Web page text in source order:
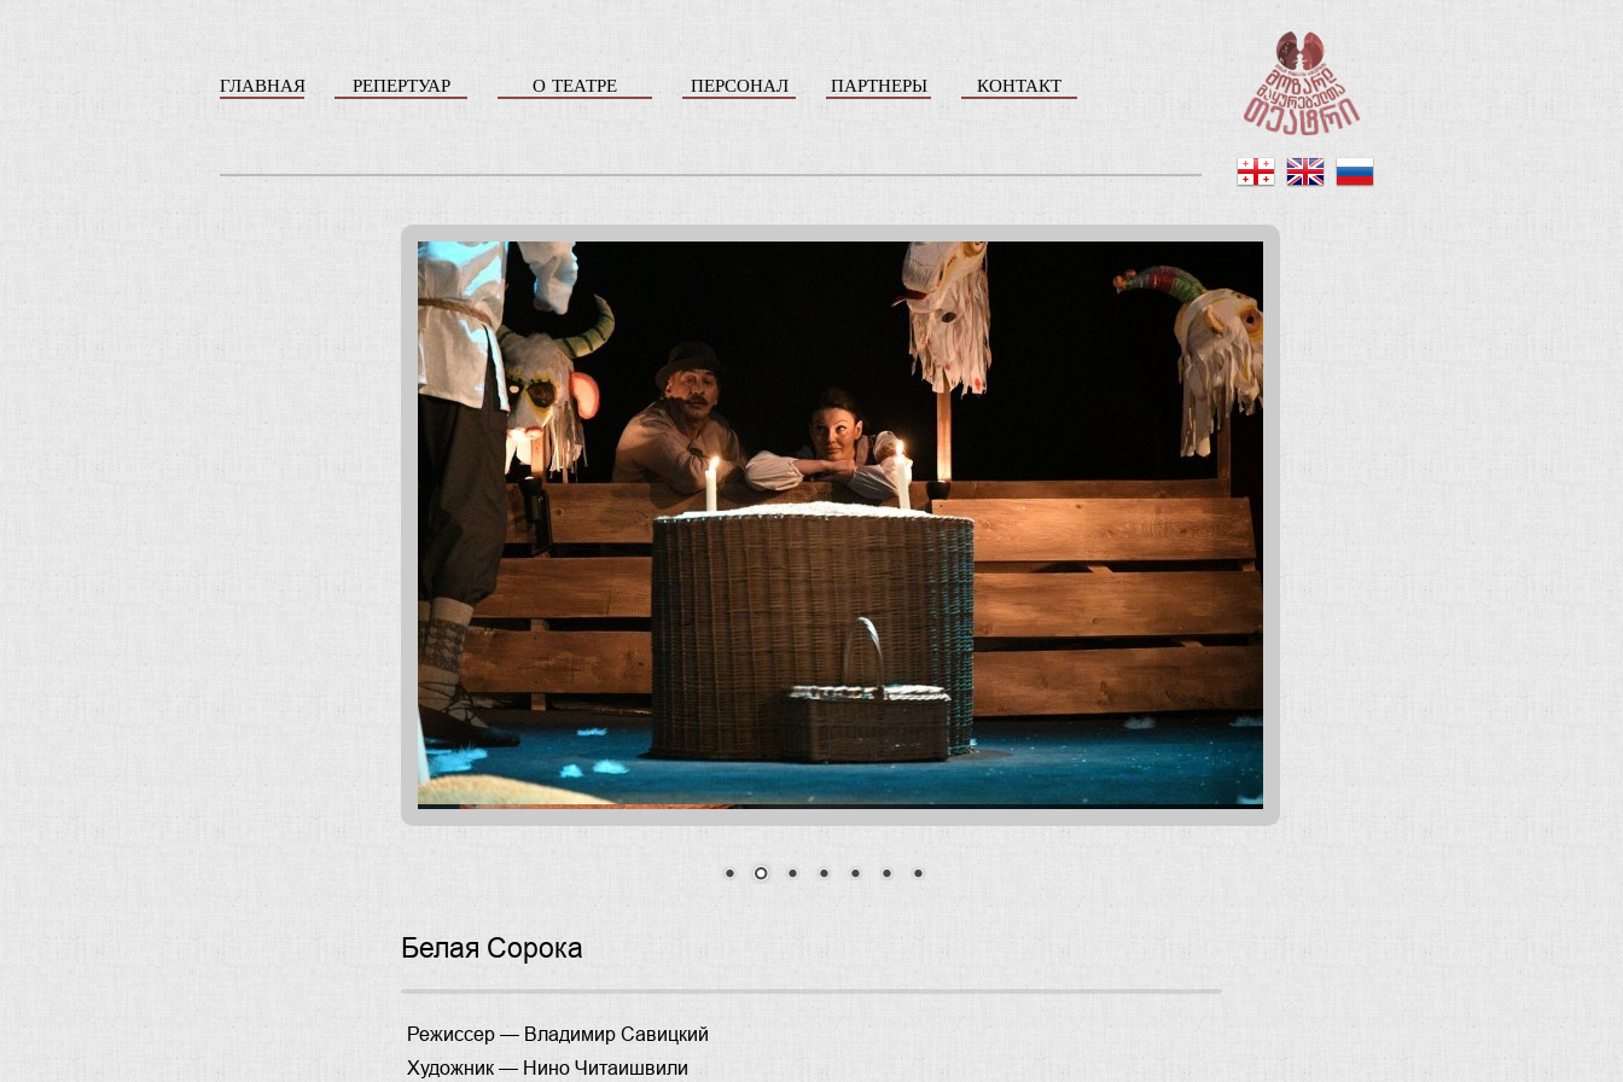
ГЛАВНАЯ РЕПЕРТУАР О ТЕАТРЕ ПЕРСОНАЛ ПАРТНЕРЫ КОНТАКТ
Белая Сорока
Режиссер — Владимир Савицкий
Художник — Нино Читаишвили